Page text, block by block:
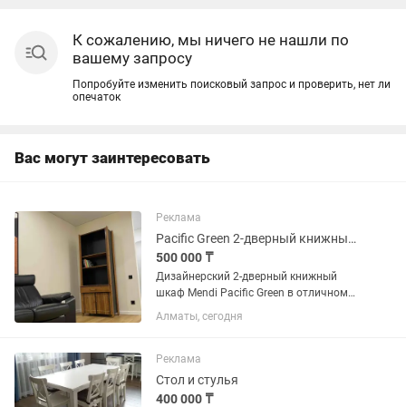
К сожалению, мы ничего не нашли по
вашему запросу
Попробуйте изменить поисковый запрос и проверить, нет ли
опечаток
Вас могут заинтересовать
Реклама
Pacific Green 2-дверный книжный шкаф коллекция Mendi / Vintage
500 000 ₸
Дизайнерский 2-дверный книжный
шкаф Mendi Pacific Green в отличном
состоянии / коллекционный предмет
интерьера Retail от 3500$ Размер
Коллекция: MENDI...
Алматы, сегодня
Реклама
Стол и стулья
400 000 ₸